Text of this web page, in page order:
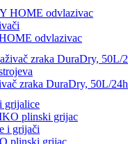
odvlazivac
zraka DuraDry, 50L/24h
grijalice
i grijači
plinski grijac